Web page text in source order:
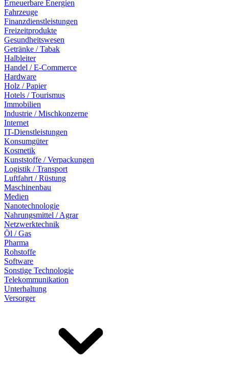
Erneuerbare Energien
Fahrzeuge
Finanzdienstleistungen
Freizeitprodukte
Gesundheitswesen
Getränke / Tabak
Halbleiter
Handel / E-Commerce
Hardware
Holz / Papier
Hotels / Tourismus
Immobilien
Industrie / Mischkonzerne
Internet
IT-Dienstleistungen
Konsumgüter
Kosmetik
Kunststoffe / Verpackungen
Logistik / Transport
Luftfahrt / Rüstung
Maschinenbau
Medien
Nanotechnologie
Nahrungsmittel / Agrar
Netzwerktechnik
Öl / Gas
Pharma
Rohstoffe
Software
Sonstige Technologie
Telekommunikation
Unterhaltung
Versorger